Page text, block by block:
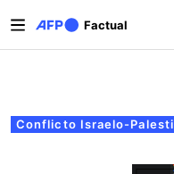
Factual
Solapas
Conflicto Israelo-